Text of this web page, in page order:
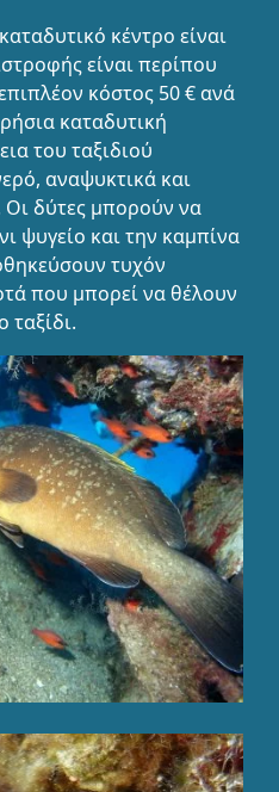
κέντρο είναι
είναι περίπου
κόστος 50 € ανά
καταδυτική
του ταξιδιού
αναψυκτικά και
δύτες μπορούν να
ψυγείο και την καμπίνα
τυχόν
που μπορεί να θέλουν
ταξίδι.